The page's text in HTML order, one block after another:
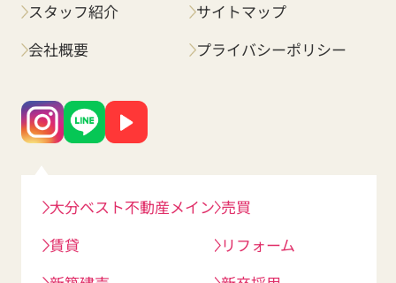
スタッフ紹介
会社概要
サイトマップ
プライバシーポリシー
大分ベスト不動産メイン
賃貸
売買
リフォーム